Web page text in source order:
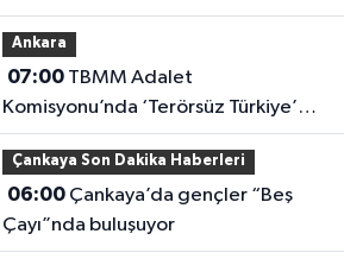
Ankara
07:00TBMM Adalet
Komisyonu’nda ‘Terörsüz Türkiye’
çerçeve yasası görüşülüyor
Çankaya Son Dakika Haberleri
06:00Çankaya’da gençler “Beş
Çayı”nda buluşuyor